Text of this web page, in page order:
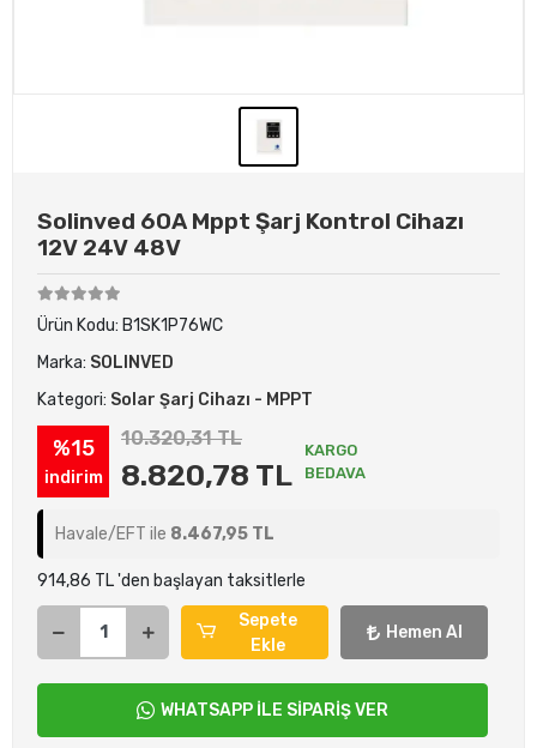
Solinved 60A Mppt Şarj Kontrol Cihazı
12V 24V 48V
Ürün Kodu: B1SK1P76WC
Marka: SOLINVED
Kategori: Solar Şarj Cihazı - MPPT
%15
indirim
10.320,31 TL
8.820,78 TL
KARGO
BEDAVA
Havale/EFT ile 8.467,95 TL
914,86 TL 'den başlayan taksitlerle
Sepete
Ekle
Hemen Al
WHATSAPP İLE SİPARİŞ VER